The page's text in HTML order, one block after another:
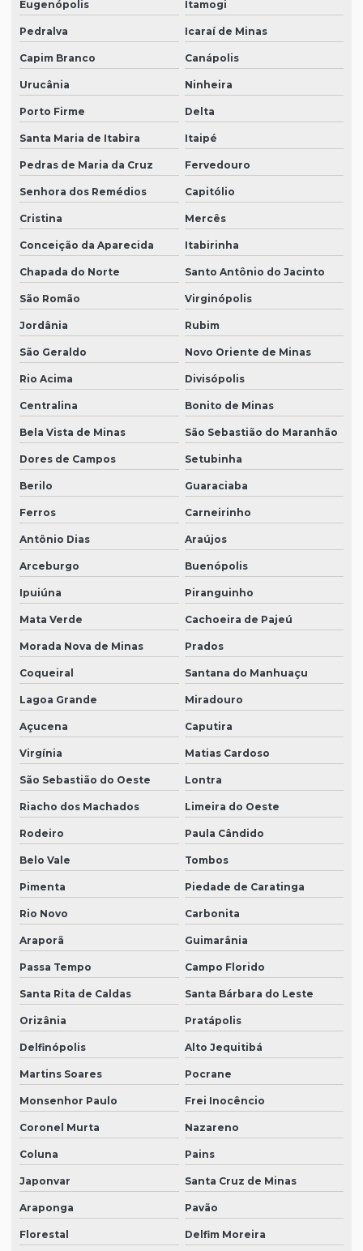
Eugenópolis Itamogi
Pedralva Icaraí de Minas
Capim Branco Canápolis
Urucânia Ninheira
Porto Firme Delta
Santa Maria de Itabira Itaipé
Pedras de Maria da Cruz Fervedouro
Senhora dos Remédios Capitólio
Cristina Mercês
Conceição da Aparecida Itabirinha
Chapada do Norte Santo Antônio do Jacinto
São Romão Virginópolis
Jordânia Rubim
São Geraldo Novo Oriente de Minas
Rio Acima Divisópolis
Centralina Bonito de Minas
Bela Vista de Minas São Sebastião do Maranhão
Dores de Campos Setubinha
Berilo Guaraciaba
Ferros Carneirinho
Antônio Dias Araújos
Arceburgo Buenópolis
Ipuiúna Piranguinho
Mata Verde Cachoeira de Pajeú
Morada Nova de Minas Prados
Coqueiral Santana do Manhuaçu
Lagoa Grande Miradouro
Açucena Caputira
Virgínia Matias Cardoso
São Sebastião do Oeste Lontra
Riacho dos Machados Limeira do Oeste
Rodeiro Paula Cândido
Belo Vale Tombos
Pimenta Piedade de Caratinga
Rio Novo Carbonita
Araporã Guimarânia
Passa Tempo Campo Florido
Santa Rita de Caldas Santa Bárbara do Leste
Orizânia Pratápolis
Delfinópolis Alto Jequitibá
Martins Soares Pocrane
Monsenhor Paulo Frei Inocêncio
Coronel Murta Nazareno
Coluna Pains
Japonvar Santa Cruz de Minas
Araponga Pavão
Florestal Delfim Moreira